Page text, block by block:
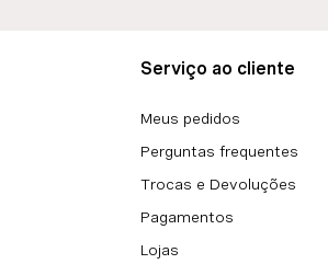
Serviço ao cliente
Meus pedidos
Perguntas frequentes
Trocas e Devoluções
Pagamentos
Lojas